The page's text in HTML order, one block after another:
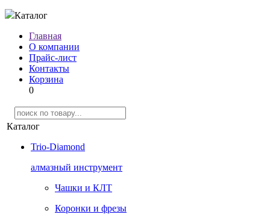
Каталог
Главная
О компании
Прайс-лист
Контакты
Корзина
0
Каталог
Trio-Diamond
алмазный инструмент
Чашки и КЛТ
Коронки и фрезы